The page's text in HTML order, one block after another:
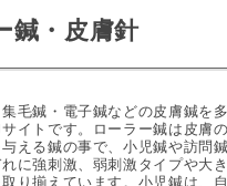
鍼・皮膚針
毛鍼・電子鍼などの皮膚鍼を
イトです。ローラー鍼は皮膚
える鍼の事で、小児鍼や訪問
に強刺激、弱刺激タイプや大
り揃えています。小児鍼は、